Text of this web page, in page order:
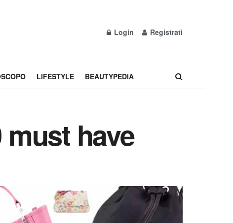
Login Registrati
LIFESTYLE BEAUTYPEDIA
have